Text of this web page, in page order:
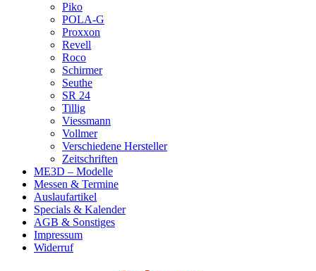
Piko
POLA-G
Proxxon
Revell
Roco
Schirmer
Seuthe
SR 24
Tillig
Viessmann
Vollmer
Verschiedene Hersteller
Zeitschriften
ME3D – Modelle
Messen & Termine
Auslaufartikel
Specials & Kalender
AGB & Sonstiges
Impressum
Widerruf